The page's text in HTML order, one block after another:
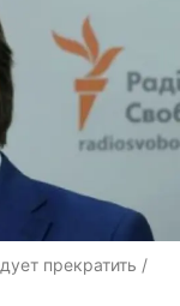
прекратить /